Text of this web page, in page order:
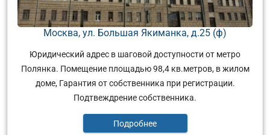
Москва, ул. Большая Якиманка, д.25 (ф)
Юридический адрес в шаговой доступности от метро
Полянка. Помещение площадью 98,4 кв.метров, в жилом
доме, Гарантия от собственника при регистрации.
Подтвеждрение собственника.
Подробнее